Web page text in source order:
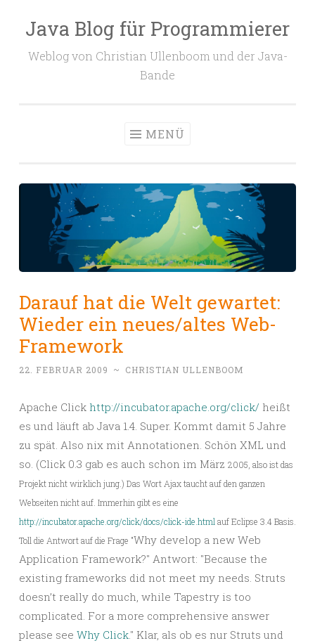
Zum
springen
Java Blog für Programmierer
Weblog von Christian Ullenboom und der Java-
Bande
MENÜ
Darauf hat die Welt gewartet:
Wieder ein neues/altes Web-
Framework
22. FEBRUAR 2009 ~ CHRISTIAN ULLENBOOM
Apache Click http://incubator.apache.org/click/ heißt
es und läuft ab Java 1.4. Super. Kommt damit 5 Jahre
zu spät. Also nix mit Annotationen. Schön XML und
so. (Click 0.3 gab es auch schon im März 2005, also ist das
Projekt nicht wirklich jung.) Das Wort Ajax taucht auf den ganzen
Webseiten nicht auf. Immerhin gibt es eine
http://incubator.apache.org/click/docs/click-ide.html auf Eclipse 3.4 Basis.
Toll die Antwort auf die Frage "Why develop a new Web
Application Framework?" Antwort: "Because the
existing frameworks did not meet my needs. Struts
doesn’t really do much, while Tapestry is too
complicated. For a more comprehensive answer
please see Why Click." Klar, als ob es nur Struts und